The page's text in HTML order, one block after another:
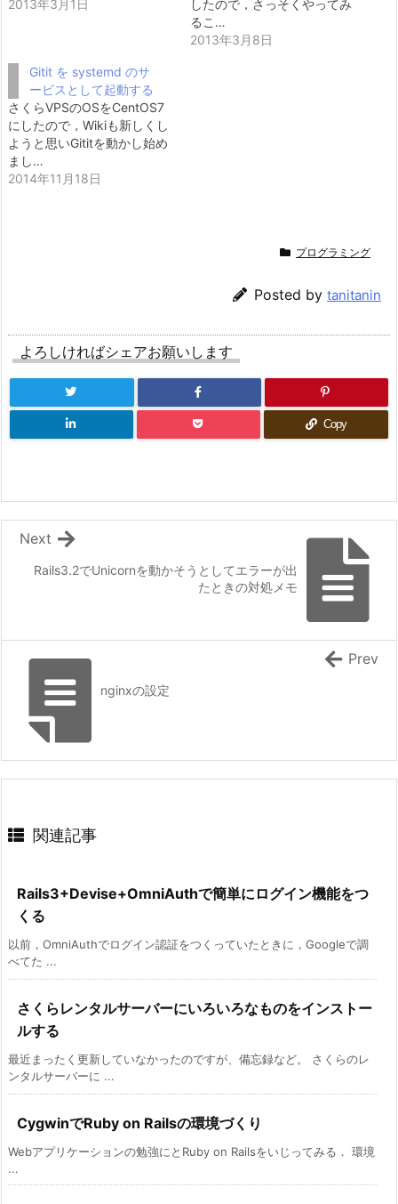
2013年3月1日
したので，さっそくやってみ
るこ…
2013年3月8日
Gitit を systemd のサ
ービスとして起動する
さくらVPSのOSをCentOS7
にしたので，Wikiも新しくし
ようと思いGititを動かし始め
まし…
2014年11月18日
プログラミング
Posted by tanitanin
よろしければシェアお願いします
Copy
Rails3.2でUnicornを動かそうとしてエラーが出
たときの対処メモ
Next
nginxの設定
Prev
関連記事
Rails3+Devise+OmniAuthで簡単にログイン機能をつ
くる
以前，OmniAuthでログイン認証をつくっていたときに，Googleで調
べてた ...
さくらレンタルサーバーにいろいろなものをインストー
ルする
最近まったく更新していなかったのですが、備忘録など。 さくらのレ
ンタルサーバーに ...
CygwinでRuby on Railsの環境づくり
Webアプリケーションの勉強にとRuby on Railsをいじってみる． 環境
...